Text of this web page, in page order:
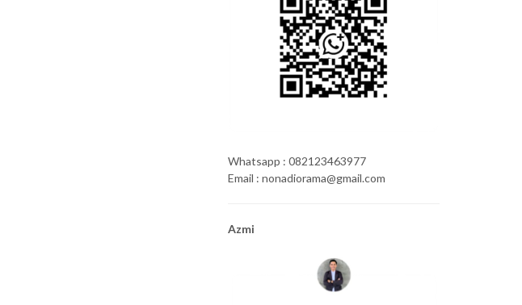
Whatsapp : 082123463977
Email : nonadiorama@gmail.com
Azmi